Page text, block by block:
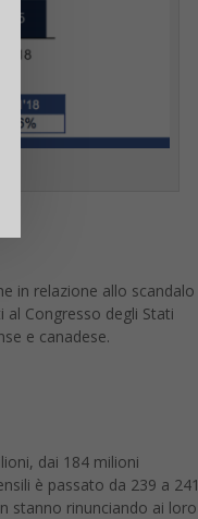
in relazione allo scandalo
Congresso degli Stati
e canadese.
dai 184 milioni
è passato da 239 a 241
stanno rinunciando ai loro